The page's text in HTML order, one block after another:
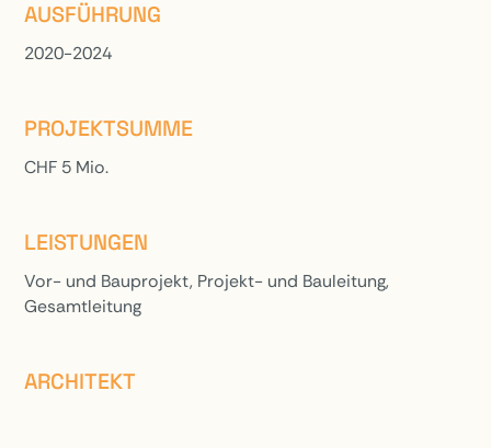
AUSFÜHRUNG
2020-2024
PROJEKTSUMME
CHF 5 Mio.
LEISTUNGEN
Vor- und Bauprojekt, Projekt- und Bauleitung,
Gesamtleitung
ARCHITEKT